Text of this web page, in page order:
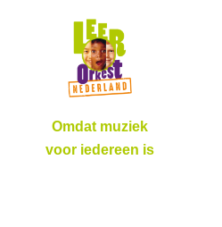
Omdat muziek
voor iedereen is